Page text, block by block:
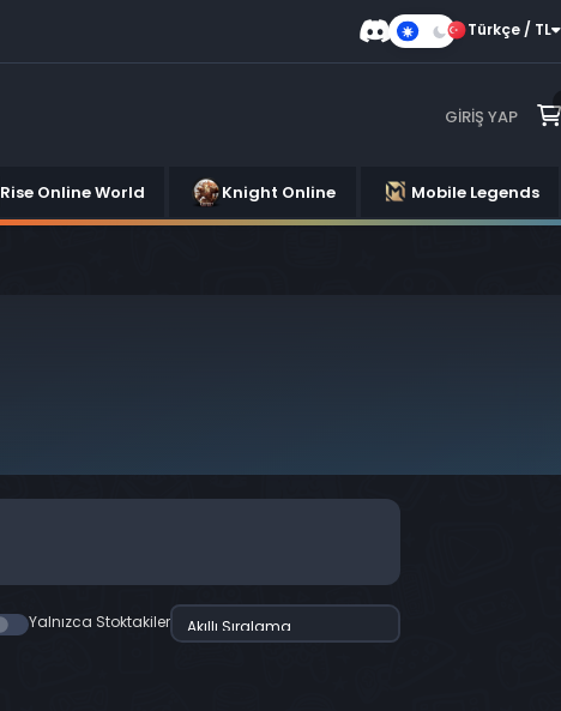
Karanlık
Türkçe / TL
GIRIŞ YAP
Rise Online World Knight Online Mobile Legends
Yalnızca Stoktakiler